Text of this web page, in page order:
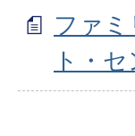
ファ
ト・